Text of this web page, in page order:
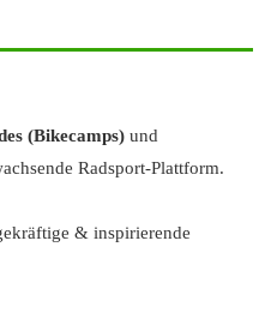
(Bikecamps) und
Radsport-Plattform.
& inspirierende